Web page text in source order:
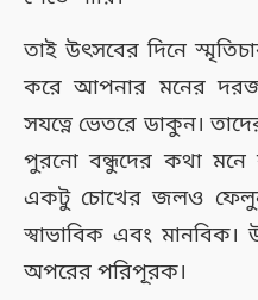
তাই উৎসবের দিনে
করে আপনার মনের
সযত্নে ভেতরে ডাকুন।
পুরনো বন্ধুদের কথা
একটু চোখের জলও
স্বাভাবিক এবং মানবিক।
অপরের পরিপূরক।